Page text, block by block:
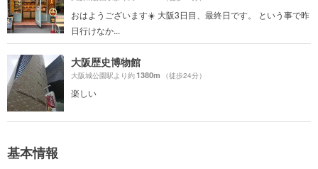
おはようございます☀️ 大阪3日目、最終日です。 という事で昨
日行けなか...
大阪歴史博物館
大阪城公園駅より約1380m （徒歩24分）
楽しい
基本情報